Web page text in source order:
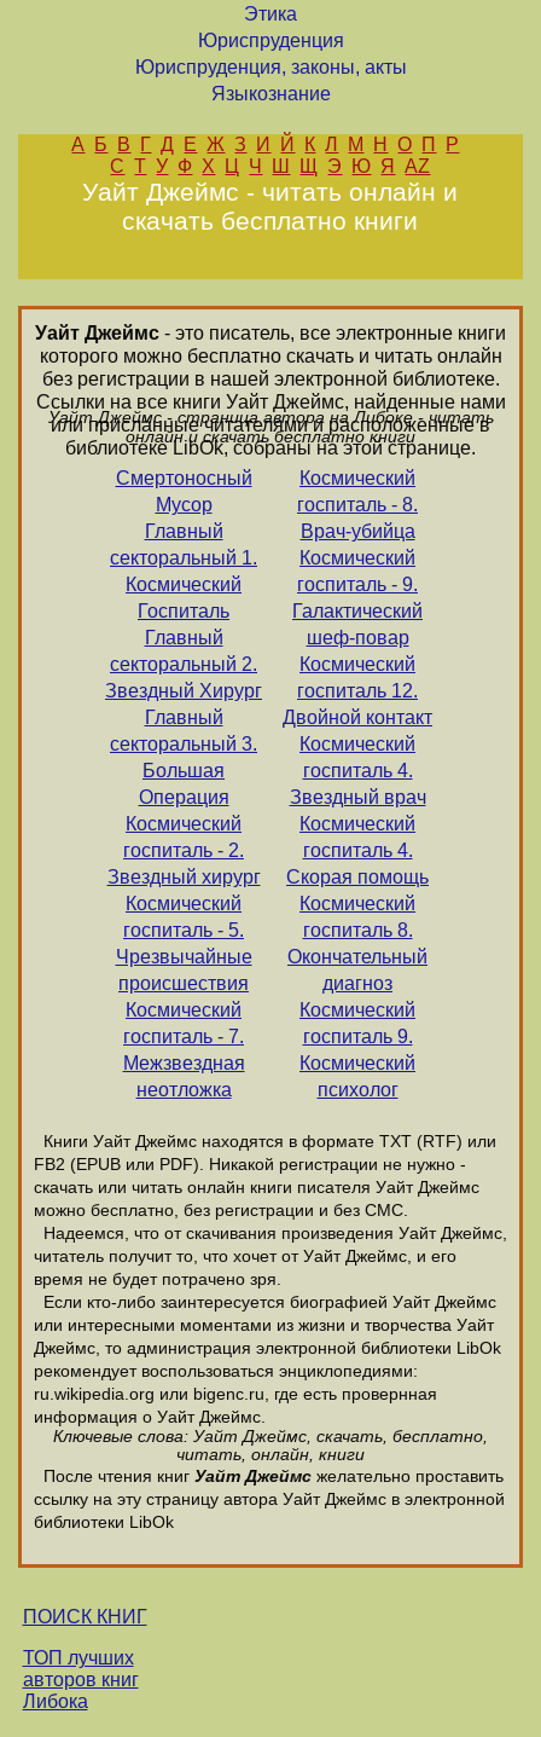
Этика
Юриспруденция
Юриспруденция, законы, акты
Языкознание
А Б В Г Д Е Ж З И Й К Л М Н О П
Р
С Т У Ф Х Ц Ч Ш Щ Э Ю Я AZ
Уайт Джеймс - читать онлайн и
скачать бесплатно книги
Уайт Джеймс - это писатель, все электронные книги
которого можно бесплатно скачать и читать онлайн
без регистрации в нашей электронной библиотеке.
Ссылки на все книги Уайт Джеймс, найденные нами
или присланные читателями и расположенные в
библиотеке LibOk, собраны на этой странице.
Уайт Джеймс - страница автора на Либоке - читать
онлайн и скачать бесплатно книги
Смертоносный
Мусор
Главный
секторальный 1.
Космический
Госпиталь
Главный
секторальный 2.
Звездный Хирург
Главный
секторальный 3.
Большая
Операция
Космический
госпиталь - 2.
Звездный хирург
Космический
госпиталь - 5.
Чрезвычайные
происшествия
Космический
госпиталь - 7.
Межзвездная
неотложка
Космический
госпиталь - 8.
Врач-убийца
Космический
госпиталь - 9.
Галактический
шеф-повар
Космический
госпиталь 12.
Двойной контакт
Космический
госпиталь 4.
Звездный врач
Космический
госпиталь 4.
Скорая помощь
Космический
госпиталь 8.
Окончательный
диагноз
Космический
госпиталь 9.
Космический
психолог
Книги Уайт Джеймс находятся в формате ТХТ (RTF) или
FB2 (EPUB или PDF). Никакой регистрации не нужно -
скачать или читать онлайн книги писателя Уайт Джеймс
можно бесплатно, без регистрации и без СМС.
Надеемся, что от скачивания произведения Уайт Джеймс,
читатель получит то, что хочет от Уайт Джеймс, и его
время не будет потрачено зря.
Если кто-либо заинтересуется биографией Уайт Джеймс
или интересными моментами из жизни и творчества Уайт
Джеймс, то администрация электронной библиотеки LibOk
рекомендует воспользоваться энциклопедиями:
ru.wikipedia.org или bigenc.ru, где есть провернная
информация о Уайт Джеймс.
Ключевые слова: Уайт Джеймс, скачать, бесплатно,
читать, онлайн, книги
После чтения книг Уайт Джеймс желательно проставить
ссылку на эту страницу автора Уайт Джеймс в электронной
библиотеки LibOk
ПОИСК КНИГ
ТОП лучших
авторов книг
Либока